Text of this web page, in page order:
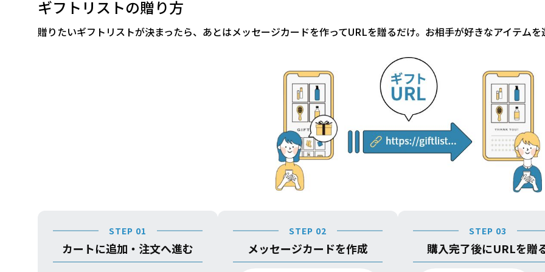
ギフトリストの贈り方
贈りたいギフトリストが決まったら、あとはメッセージカードを作ってURLを贈るだけ。お相手が好きなアイテム
STEP 01
カートに追加・注文へ進む
STEP 02
メッセージカードを作成
STEP 03
購入完了後にURLを贈